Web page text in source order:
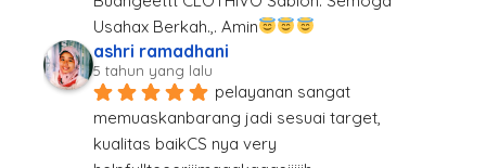
Usahax Berkah.,. Amin
ashri ramadhani
5 tahun yang lalu
pelayanan sangat
memuaskanbarang jadi sesuai target,
kualitas baikCS nya very